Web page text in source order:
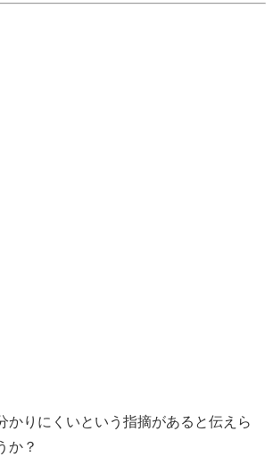
りにくいという指摘があると伝えら
か？